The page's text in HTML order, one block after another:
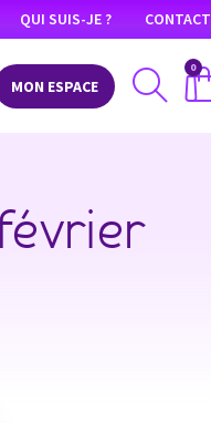
QUI SUIS-JE ? CONTACT
MON ESPACE
0